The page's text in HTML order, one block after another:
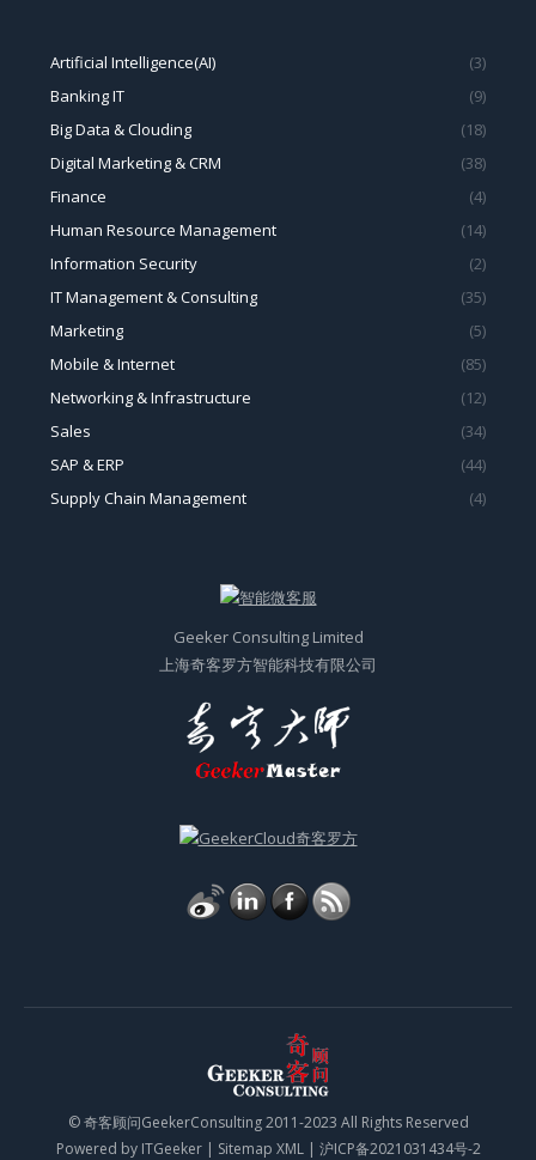
Artificial Intelligence(AI)
(3)
Banking IT
(9)
Big Data & Clouding
(18)
Digital Marketing & CRM
(38)
Finance
(4)
Human Resource Management
(14)
Information Security
(2)
IT Management & Consulting
(35)
Marketing
(5)
Mobile & Internet
(85)
Networking & Infrastructure
(12)
Sales
(34)
SAP & ERP
(44)
Supply Chain Management
(4)
Geeker Consulting Limited
上海奇客罗方智能科技有限公司
© 奇客顾问GeekerConsulting 2011-2023 All Rights Reserved
Powered by ITGeeker| Sitemap XML| 沪ICP备2021031434号-2